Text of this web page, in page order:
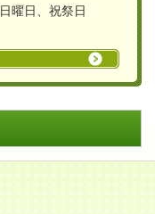
日曜日、祝祭日